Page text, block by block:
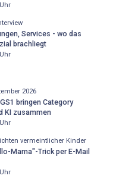
Services - wo das
brachliegt
2026
bringen Category
KI zusammen
vermeintlicher Kinder
Mama"-Trick per E-Mail